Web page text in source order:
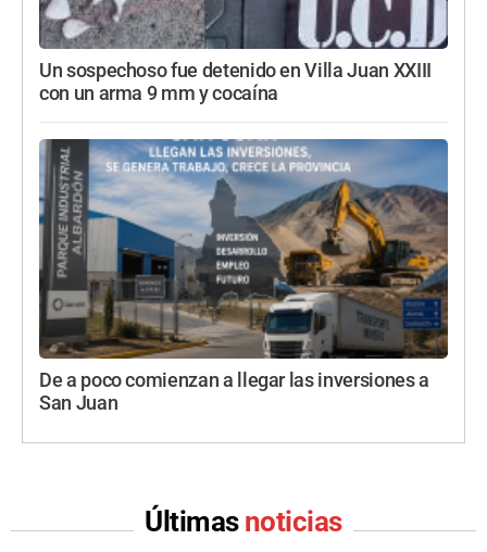
Un sospechoso fue detenido en Villa Juan XXIII
con un arma 9 mm y cocaína
De a poco comienzan a llegar las inversiones a
San Juan
Últimas noticias